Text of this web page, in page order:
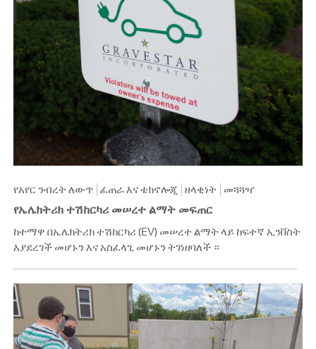
የአየር ንብረት ለውጥ ፈጠራ እና ቴክኖሎጂ ዘላቂነት መጓጓዣ
የኤሌክትሪክ ተሽከርካሪ መሠረተ ልማት መፍጠር
ከተማዋ በኤሌክትሪክ ተሽከርካሪ (EV) መሠረተ ልማት ላይ ከፍተኛ ኢንቨስት
እያደረገች መሆኑን እና አስፈላጊ መሆኑን ትገነዘባለች ።